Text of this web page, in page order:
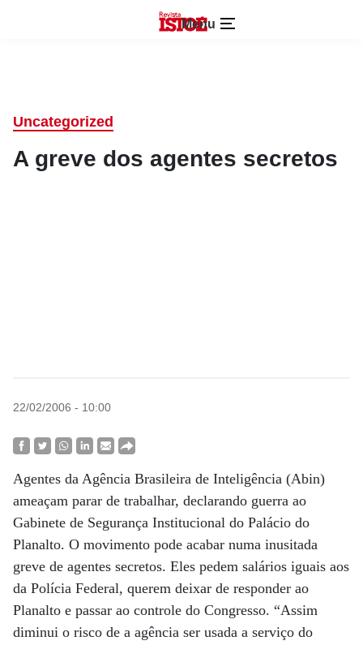
Menu
Uncategorized
A greve dos agentes secretos
22/02/2006 - 10:00
Agentes da Agência Brasileira de Inteligência (Abin)
ameaçam parar de trabalhar, declarando guerra ao
Gabinete de Segurança Institucional do Palácio do
Planalto. O movimento pode acabar numa inusitada
greve de agentes secretos. Eles pedem salários iguais aos
da Polícia Federal, querem deixar de responder ao
Planalto e passar ao controle do Congresso. “Assim
diminui o risco de a agência ser usada a serviço do